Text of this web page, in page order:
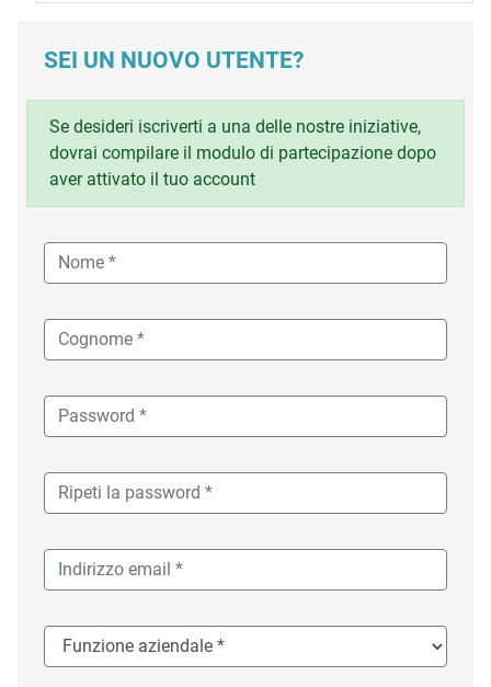
SEI UN NUOVO UTENTE?
Se desideri iscriverti a una delle nostre iniziative,
dovrai compilare il modulo di partecipazione dopo
aver attivato il tuo account